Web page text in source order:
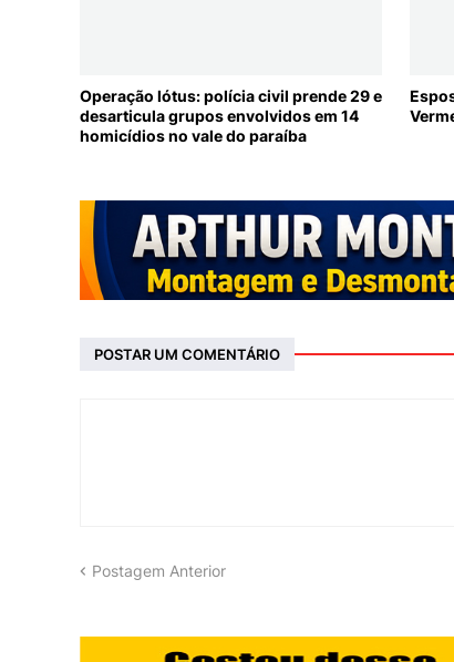
Operação lótus: polícia civil prende 29 e
desarticula grupos envolvidos em 14
homicídios no vale do paraíba
POSTAR UM COMENTÁRIO
Postagem Anterior